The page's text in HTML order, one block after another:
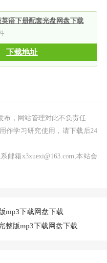
语下册配套光盘网盘下载
下载地址
布，网站管理对此不负责任
作学习研究使用，请下载后24
邮箱x3xuexi@163.com,本站会
mp3下载网盘下载
整版mp3下载网盘下载